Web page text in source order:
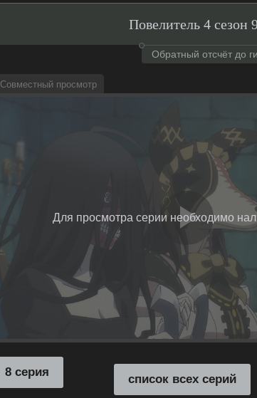
Повелитель 4 сезон
Обратный отсчёт до
Совместный просмотр
Для просмотра серии необходимо
8 серия
список всех серий